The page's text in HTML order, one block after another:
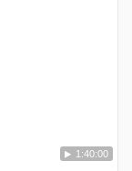
1:40:00